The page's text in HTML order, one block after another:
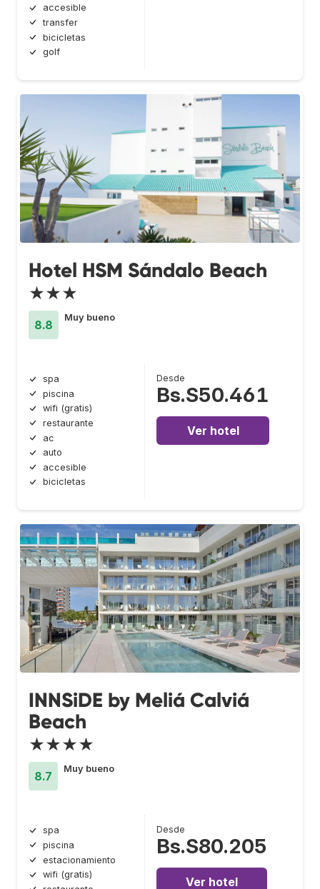
accesible
transfer
bicicletas
golf
Hotel HSM Sándalo Beach
★★★
8.8
Muy bueno
spa
piscina
wifi (gratis)
restaurante
ac
auto
accesible
bicicletas
Desde
Bs.S50.461
Ver hotel
INNSiDE by Meliá Calviá
Beach
★★★★
8.7
Muy bueno
spa
piscina
estacionamiento
wifi (gratis)
Desde
Bs.S80.205
Ver hotel